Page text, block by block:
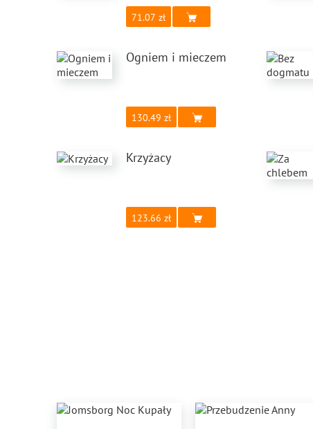
71.07
Ogniem i mieczem
130.49
Krzyżacy
123.66